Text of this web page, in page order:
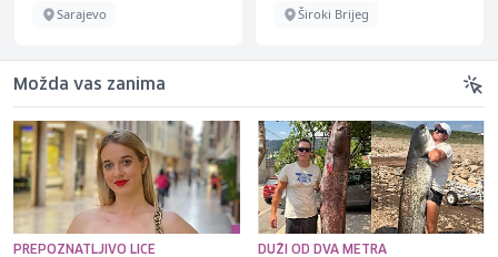
Sarajevo Široki Brijeg
Možda vas zanima
PREPOZNATLJIVO LICE DUŽI OD DVA METRA